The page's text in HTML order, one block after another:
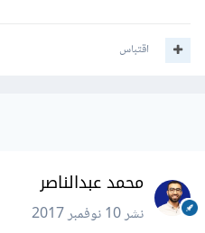
اقتباس
محمد عبدالناصر
نشر10 نوفمبر 2017